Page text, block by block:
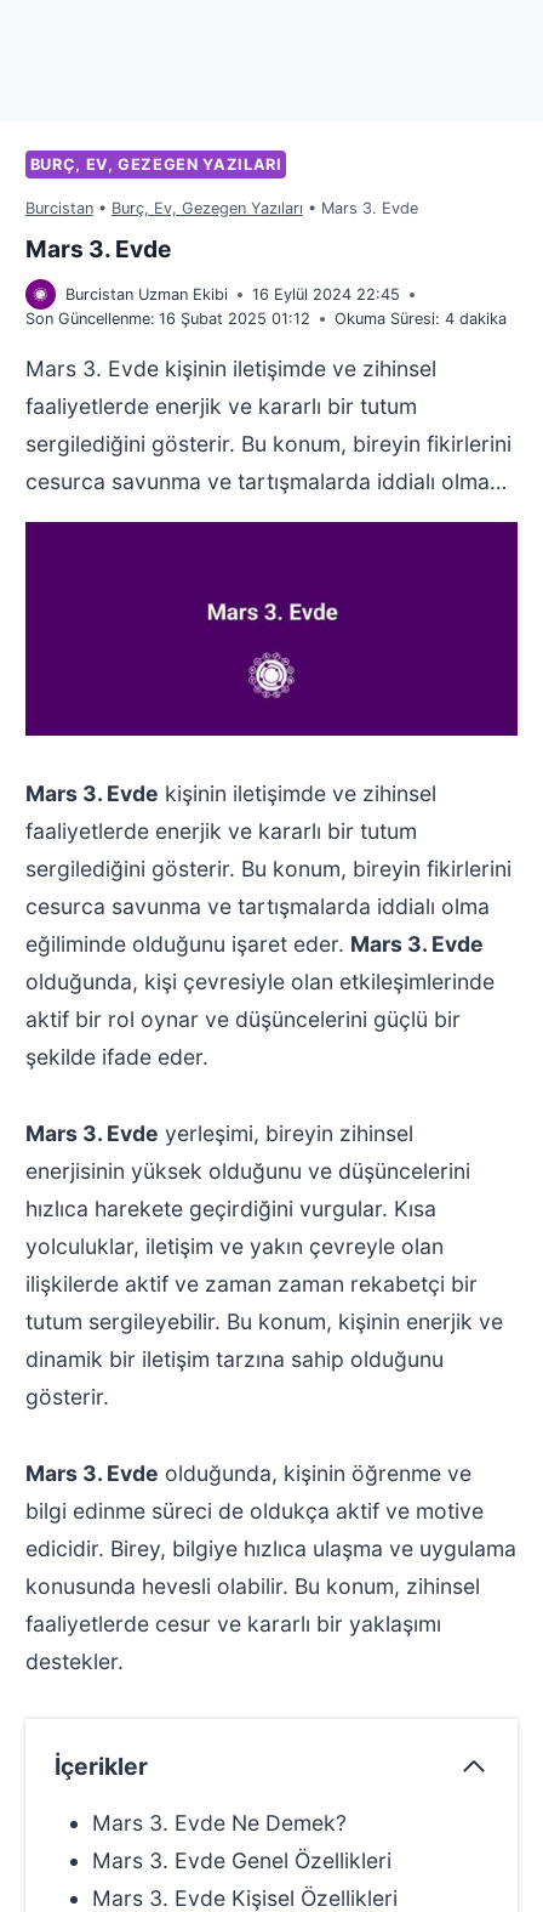
BURÇ, EV, GEZEGEN YAZILARI
Burcistan• Burç, Ev, Gezegen Yazıları • Mars 3. Evde
Mars 3. Evde
Burcistan Uzman Ekibi
16 Eylül 2024 22:45
Son Güncellenme: 16 Şubat 2025 01:12 Okuma Süresi: 4 dakika
Mars 3. Evde kişinin iletişimde ve zihinsel
faaliyetlerde enerjik ve kararlı bir tutum
sergilediğini gösterir. Bu konum, bireyin fikirlerini
cesurca savunma ve tartışmalarda iddialı olma…
Mars 3. Evde kişinin iletişimde ve zihinsel
faaliyetlerde enerjik ve kararlı bir tutum
sergilediğini gösterir. Bu konum, bireyin fikirlerini
cesurca savunma ve tartışmalarda iddialı olma
eğiliminde olduğunu işaret eder. Mars 3. Evde
olduğunda, kişi çevresiyle olan etkileşimlerinde
aktif bir rol oynar ve düşüncelerini güçlü bir
şekilde ifade eder.
Mars 3. Evde yerleşimi, bireyin zihinsel
enerjisinin yüksek olduğunu ve düşüncelerini
hızlıca harekete geçirdiğini vurgular. Kısa
yolculuklar, iletişim ve yakın çevreyle olan
ilişkilerde aktif ve zaman zaman rekabetçi bir
tutum sergileyebilir. Bu konum, kişinin enerjik ve
dinamik bir iletişim tarzına sahip olduğunu
gösterir.
Mars 3. Evde olduğunda, kişinin öğrenme ve
bilgi edinme süreci de oldukça aktif ve motive
edicidir. Birey, bilgiye hızlıca ulaşma ve uygulama
konusunda hevesli olabilir. Bu konum, zihinsel
faaliyetlerde cesur ve kararlı bir yaklaşımı
destekler.
İçerikler
Mars 3. Evde Ne Demek?
Mars 3. Evde Genel Özellikleri
Mars 3. Evde Kişisel Özellikleri